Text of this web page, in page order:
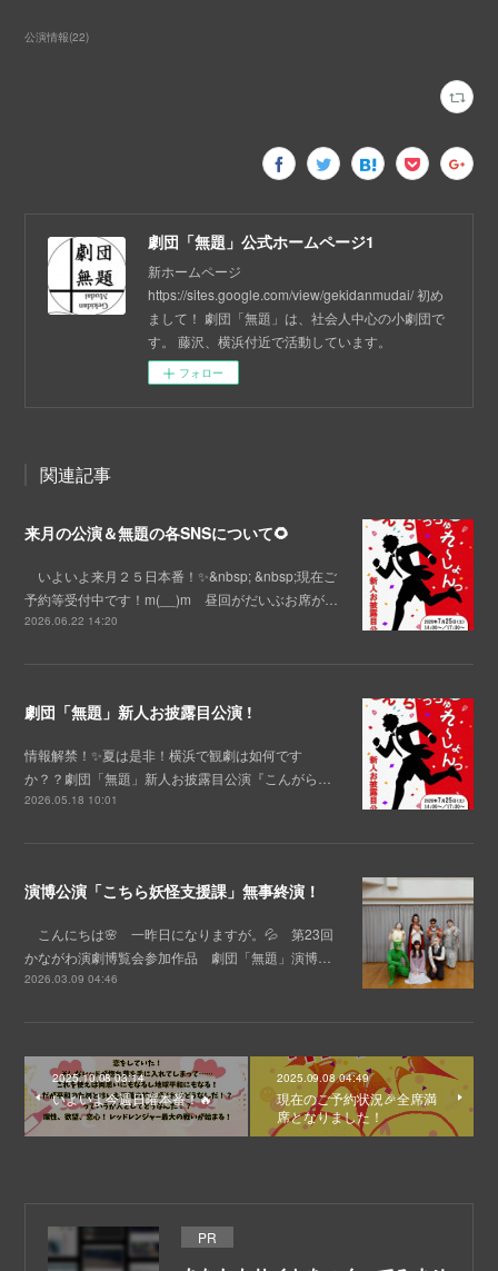
公演情報(22)
劇団「無題」公式ホームページ1
新ホームページ
https://sites.google.com/view/gekidanmudai/ 初め
まして！ 劇団「無題」は、社会人中心の小劇団で
す。 藤沢、横浜付近で活動しています。
フォロー
関連記事
来月の公演＆無題の各SNSについて🌻
いよいよ来月２５日本番！✨&nbsp; &nbsp;現在ご
予約等受付中です！m(__)m 昼回がだいぶお席が…
2026.06.22 14:20
劇団「無題」新人お披露目公演 !
情報解禁！✨夏は是非！横浜で観劇は如何です
か？？劇団「無題」新人お披露目公演『こんがら…
2026.05.18 10:01
演博公演「こちら妖怪支援課」無事終演！
こんにちは🌸 一昨日になりますが。💦 第23回
かながわ演劇博覧会参加作品 劇団「無題」演博…
2026.03.09 04:46
2025.10.08 03:14
いよいよ今週日曜本番！🔥
2025.09.08 04:49
現在のご予約状況🎉全席満
席となりました！
PR